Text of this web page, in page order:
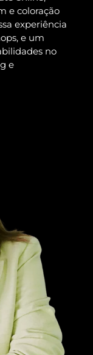
e coloração
experiência
e um
no
e